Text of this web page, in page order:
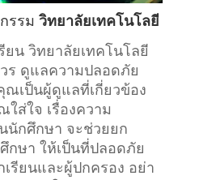
รรม วิทยาลัยเทคโนโลยี
ยน วิทยาลัยเทคโนโลยี
ดูแลความปลอดภัย
เป็นผู้ดูแลที่เกี่ยวข้อง
ใส่ใจ เรื่องความ
นักศึกษา จะช่วยยก
กษา ให้เป็นที่ปลอดภัย
รียนและผู้ปกครอง อย่า